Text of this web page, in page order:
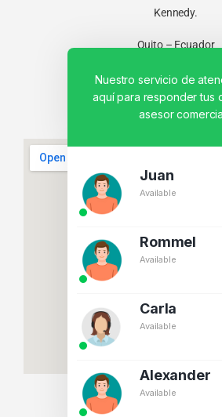
Kennedy.
Quito – Ecuador
Nuestro servicio de
aquí para responder tus
asesor
Juan
Available
Rommel
Available
Carla
Available
Alexander
Available